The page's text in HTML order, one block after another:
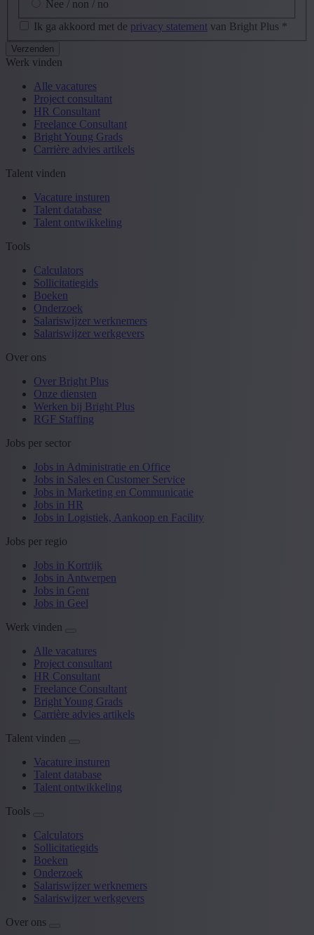
Nee / non / no
Ik ga akkoord met de privacy statement van Bright Plus *
Werk vinden
Alle vacatures
Project consultant
HR Consultant
Freelance Consultant
Bright Young Grads
Carrière advies artikels
Talent vinden
Vacature insturen
Talent database
Talent ontwikkeling
Tools
Calculators
Sollicitatiegids
Boeken
Onderzoek
Salariswijzer werknemers
Salariswijzer werkgevers
Over ons
Over Bright Plus
Onze diensten
Werken bij Bright Plus
RGF Staffing
Jobs per sector
Jobs in Administratie en Office
Jobs in Sales en Customer Service
Jobs in Marketing en Communicatie
Jobs in HR
Jobs in Logistiek, Aankoop en Facility
Jobs per regio
Jobs in Kortrijk
Jobs in Antwerpen
Jobs in Gent
Jobs in Geel
Werk vinden
Alle vacatures
Project consultant
HR Consultant
Freelance Consultant
Bright Young Grads
Carrière advies artikels
Talent vinden
Vacature insturen
Talent database
Talent ontwikkeling
Tools
Calculators
Sollicitatiegids
Boeken
Onderzoek
Salariswijzer werknemers
Salariswijzer werkgevers
Over ons